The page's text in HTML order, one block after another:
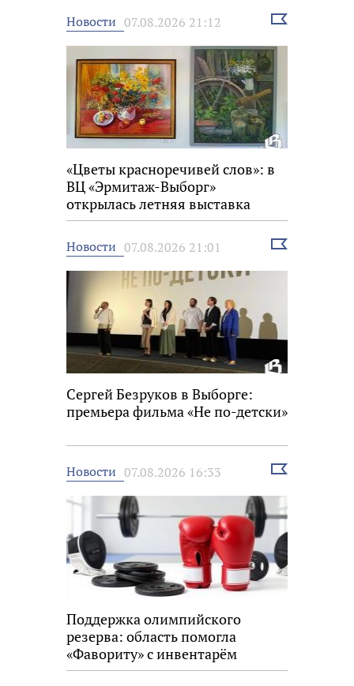
Новости 07.08.2026 21:12
Выбрать
«Цветы красноречивей слов»: в
ВЦ «Эрмитаж-Выборг»
открылась летняя выставка
Новости 07.08.2026 21:01
Выбрать
Сергей Безруков в Выборге:
премьера фильма «Не по-детски»
Новости 07.08.2026 16:33
Выбрать
Поддержка олимпийского
резерва: область помогла
«Фавориту» с инвентарём